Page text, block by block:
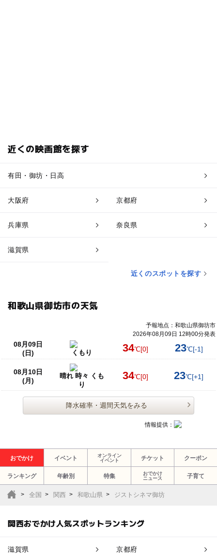
近くの映画館を探す
有田・御坊・日高
大阪府 京都府
兵庫県 奈良県
滋賀県
近くのスポットを探す
和歌山県御坊市の天気
予報地点：和歌山県御坊市
2026年08月09日 12時00分発表
08月09日
(日)
くもり 34℃[0] 23℃[-1]
08月10日
(月)
晴れ 時々 くも
り
34℃[0] 23℃[+1]
降水確率・週間天気をみる
情報提供：
おでかけ イベント
オンライン
イベント
チケット クーポン
ランキング 年齢別 特集
おでかけ
ニュース
子育て
全国 関西 和歌山県 ジストシネマ御坊
関西おでかけ人気スポットランキング
滋賀県 京都府